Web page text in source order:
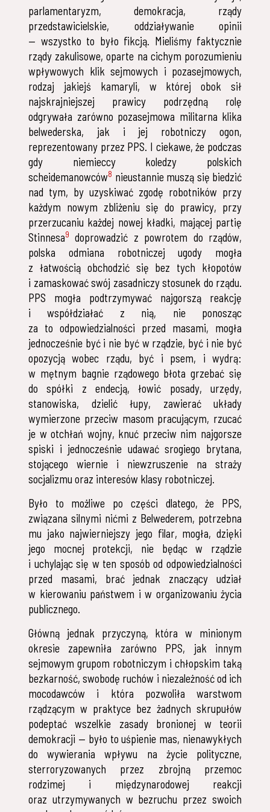
parlamentaryzm, demokracja, rządy
przedstawicielskie, oddziaływanie opinii
— wszystko to było fikcją. Mieliśmy faktycznie
rządy zakulisowe, oparte na cichym porozumieniu
wpływowych klik sejmowych i pozasejmowych,
rodzaj jakiejś kamaryli, w której obok sił
najskrajniejszej prawicy podrzędną rolę
odgrywała zarówno pozasejmowa militarna klika
belwederska, jak i jej robotniczy ogon,
reprezentowany przez PPS. I ciekawe, że podczas
gdy niemieccy koledzy polskich
scheidemanowców8 nieustannie muszą się biedzić
nad tym, by uzyskiwać zgodę robotników przy
każdym nowym zbliżeniu się do prawicy, przy
przerzucaniu każdej nowej kładki, mającej partię
Stinnesa9 doprowadzić z powrotem do rządów,
polska odmiana robotniczej ugody mogła
z łatwością obchodzić się bez tych kłopotów
i zamaskować swój zasadniczy stosunek do rządu.
PPS mogła podtrzymywać najgorszą reakcję
i współdziałać z nią, nie ponosząc
za to odpowiedzialności przed masami, mogła
jednocześnie być i nie być w rządzie, być i nie być
opozycją wobec rządu, być i psem, i wydrą:
w mętnym bagnie rządowego błota grzebać się
do spółki z endecją, łowić posady, urzędy,
stanowiska, dzielić łupy, zawierać układy
wymierzone przeciw masom pracującym, rzucać
je w otchłań wojny, knuć przeciw nim najgorsze
spiski i jednocześnie udawać srogiego brytana,
stojącego wiernie i niewzruszenie na straży
socjalizmu oraz interesów klasy robotniczej.
Było to możliwe po części dlatego, że PPS,
związana silnymi nićmi z Belwederem, potrzebna
mu jako najwierniejszy jego filar, mogła, dzięki
jego mocnej protekcji, nie będąc w rządzie
i uchylając się w ten sposób od odpowiedzialności
przed masami, brać jednak znaczący udział
w kierowaniu państwem i w organizowaniu życia
publicznego.
Główną jednak przyczyną, która w minionym
okresie zapewniła zarówno PPS, jak innym
sejmowym grupom robotniczym i chłopskim taką
bezkarność, swobodę ruchów i niezależność od ich
mocodawców i która pozwoliła warstwom
rządzącym w praktyce bez żadnych skrupułów
podeptać wszelkie zasady bronionej w teorii
demokracji — było to uśpienie mas, nienawykłych
do wywierania wpływu na życie polityczne,
sterroryzowanych przez zbrojną przemoc
rodzimej i międzynarodowej reakcji
oraz utrzymywanych w bezruchu przez swoich